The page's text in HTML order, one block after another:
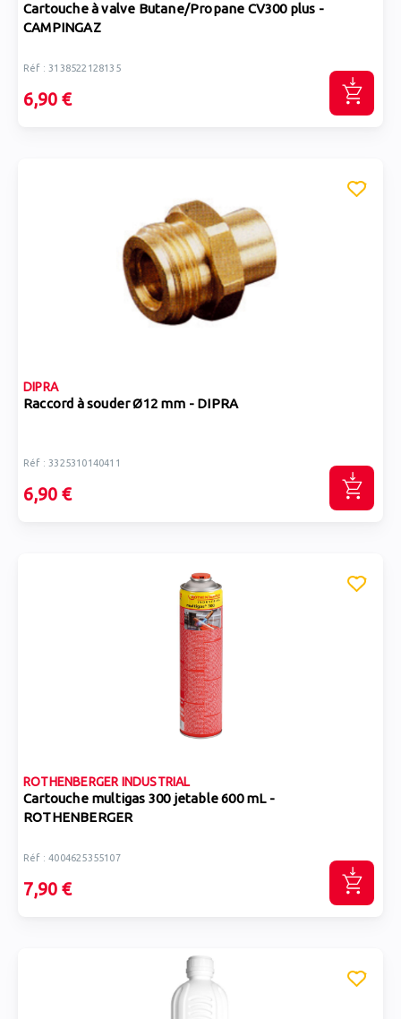
Cartouche à valve Butane/Propane CV300 plus -
CAMPINGAZ
Réf : 3138522128135
6,90 €
DIPRA
Raccord à souder Ø12 mm - DIPRA
Réf : 3325310140411
6,90 €
ROTHENBERGER INDUSTRIAL
Cartouche multigas 300 jetable 600 mL -
ROTHENBERGER
Réf : 4004625355107
7,90 €